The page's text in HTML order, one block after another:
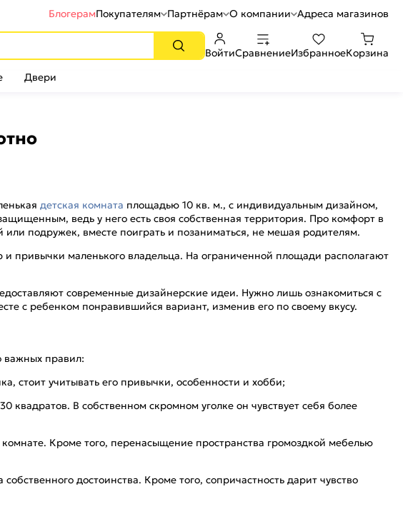
БлогерамПокупателям Партнёрам О компании Адреса магазинов
ВойтиСравнениеИзбранноеКорзина
Двери
детская комната площадью 10 кв. м., с индивидуальным дизайном,
ведь у него есть своя собственная территория. Про комфорт в
подружек, вместе поиграть и позаниматься, не мешая родителям.
привычки маленького владельца. На ограниченной площади располагают
современные дизайнерские идеи. Нужно лишь ознакомиться с
с ребенком понравившийся вариант, изменив его по своему вкусу.
важных правил:
стоит учитывать его привычки, особенности и хобби;
В собственном скромном уголке он чувствует себя более
Кроме того, перенасыщение пространства громоздкой мебелью
достоинства. Кроме того, сопричастность дарит чувство